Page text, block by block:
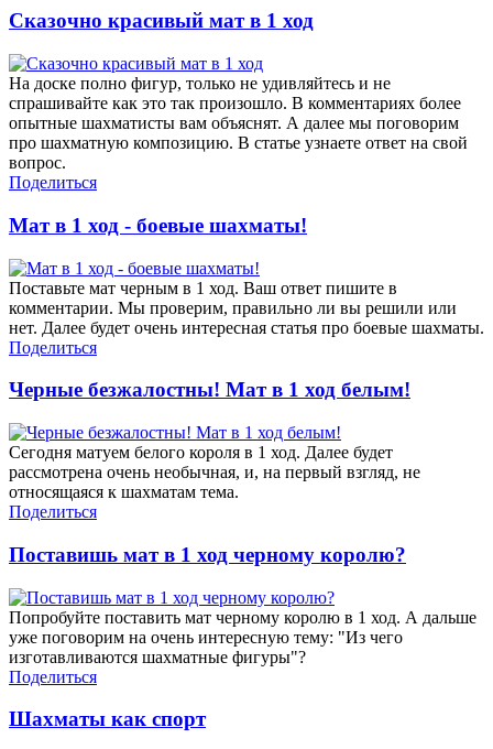
Сказочно красивый мат в 1 ход
На доске полно фигур, только не удивляйтесь и не
спрашивайте как это так произошло. В комментариях более
опытные шахматисты вам объяснят. А далее мы поговорим
про шахматную композицию. В статье узнаете ответ на свой
вопрос.
Поделиться
Мат в 1 ход - боевые шахматы!
Поставьте мат черным в 1 ход. Ваш ответ пишите в
комментарии. Мы проверим, правильно ли вы решили или
нет. Далее будет очень интересная статья про боевые шахматы.
Поделиться
Черные безжалостны! Мат в 1 ход белым!
Сегодня матуем белого короля в 1 ход. Далее будет
рассмотрена очень необычная, и, на первый взгляд, не
относящаяся к шахматам тема.
Поделиться
Поставишь мат в 1 ход черному королю?
Попробуйте поставить мат черному королю в 1 ход. А дальше
уже поговорим на очень интересную тему: "Из чего
изготавливаются шахматные фигуры"?
Поделиться
Шахматы как спорт